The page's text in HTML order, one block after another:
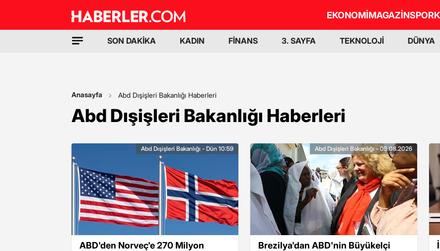
EKONOMİMAGAZİNSPOR
SON DAKİKA KADIN FİNANS 3. SAYFA TEKNOLOJİ DÜNYA
Anasayfa Abd Dışişleri Bakanlığı Haberleri
Abd Dışişleri Bakanlığı Haberleri
ABD'den Norveç'e 270 Milyon
Abd Dışişleri Bakanlığı - Dün 10:59
Brezilya'dan ABD'nin Büyükelçi
Abd Dışişleri Bakanlığı - 05.08.2026